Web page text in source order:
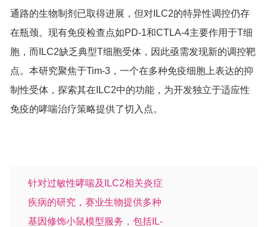
通路的生物制剂已取得进展，但对ILC2的特异性调控仍存
在瓶颈。现有免疫检查点如PD-1和CTLA-4主要作用于T细
胞，而ILC2缺乏典型T细胞受体，因此亟需发现新的调控靶
点。本研究聚焦于Tim-3，一个在多种免疫细胞上表达的抑
制性受体，探索其在ILC2中的功能，为开发独立于适应性
免疫的哮喘治疗策略提供了切入点。
针对过敏性哮喘及ILC2相关炎症
疾病的研究，赛业生物提供多种
基因修饰小鼠模型服务，包括IL-